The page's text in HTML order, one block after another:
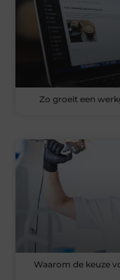
Zo groeit een
Waarom de keuze